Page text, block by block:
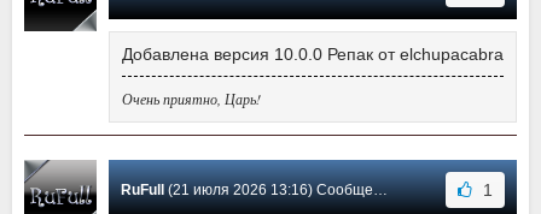
Добавлена версия 10.0.0 Репак от elchupacabra
Очень приятно, Царь!
RuFull (21 июля 2026 13:16) Сообщение #303 1